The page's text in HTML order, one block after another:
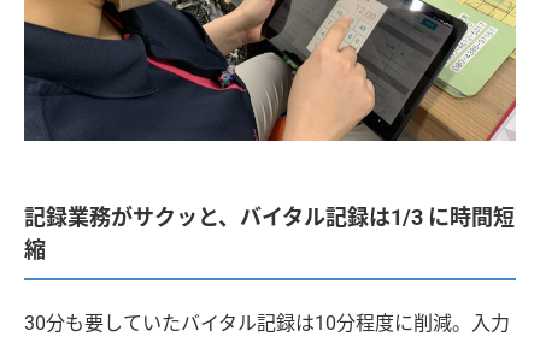
記録業務がサクッと、バイタル記録は1/3 に時間短
縮
30分も要していたバイタル記録は10分程度に削減。入力